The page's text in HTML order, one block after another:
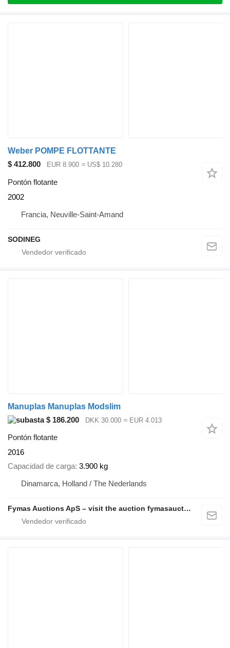
Weber POMPE FLOTTANTE
$ 412.800
EUR 8.900 ≈ US$ 10.280
Pontón flotante
2002
Francia, Neuville-Saint-Amand
SODINEG
Manuplas Manuplas Modslim
$ 186.200
DKK 30.000 ≈ EUR 4.013
Pontón flotante
2016
Capacidad de carga 3.900 kg
Dinamarca, Holland / The Nederlands
Fymas Auctions ApS – visit the auction fymasauctions.dk